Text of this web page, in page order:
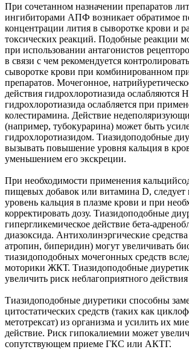
При сочетанном назначении препаратов
ингибиторами АПФ возникает обратимое
концентрации лития в сыворотке крови и
токсических реакций. Подобные реакции
при использовании антагонистов
в связи с чем рекомендуется
сыворотке крови при комбинированном
препаратов. Мочегонное,
действия гидрохлоротиазида
гидрохлоротиазида ослабляется при
колестирамина. Действие
(например, тубокурарина) может быть
гидрохлоротиазидом. Тиазидоподобные
вызывать повышение уровня кальция в
уменьшением его экскреции.
При необходимости применения
пищевых добавок или витамина D, следует
уровень кальция в плазме крови и при
корректировать дозу. Тиазидоподобные
гипергликемическое действие бета-
диазоксида. Антихолинэргические
атропин, биперидин) могут увеличивать
тиазидоподобных мочегонных средств
моторики ЖКТ. Тиазидоподобные
увеличить риск неблагоприятного
Тиазидоподобные диуретики способны
цитостатических средств (таких как
метотрексат) из организма и усилить их
действие. Риск гипокалиемии может
сопутствующем приеме ГКС или АКТГ.